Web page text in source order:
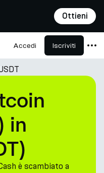
Ottieni
Accedi Iscriviti
in
è scambiato a